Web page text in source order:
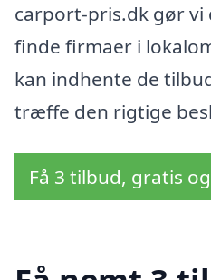
carport-pris.dk gør
finde firmaer i
kan indhente de
træffe den rigtige
Få 3 tilbud, gratis